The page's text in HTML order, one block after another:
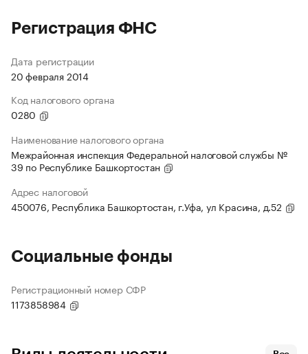
Регистрация ФНС
Дата регистрации
20 февраля 2014
Код налогового органа
0280
Наименование налогового органа
Межрайонная инспекция Федеральной налоговой службы №
39 по Республике Башкортостан
Адрес налоговой
450076, Республика Башкортостан, г.Уфа, ул Красина, д.52
Социальные фонды
Регистрационный номер СФР
1173858984